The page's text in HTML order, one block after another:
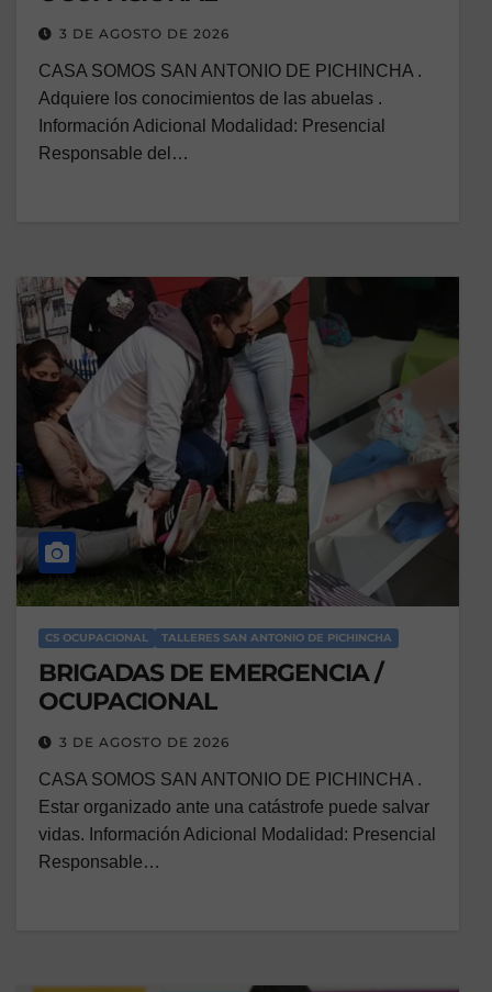
3 DE AGOSTO DE 2026
CASA SOMOS SAN ANTONIO DE PICHINCHA .
Adquiere los conocimientos de las abuelas .
Información Adicional Modalidad: Presencial
Responsable del…
CS OCUPACIONAL TALLERES SAN ANTONIO DE PICHINCHA
BRIGADAS DE EMERGENCIA /
OCUPACIONAL
3 DE AGOSTO DE 2026
CASA SOMOS SAN ANTONIO DE PICHINCHA .
Estar organizado ante una catástrofe puede salvar
vidas. Información Adicional Modalidad: Presencial
Responsable…